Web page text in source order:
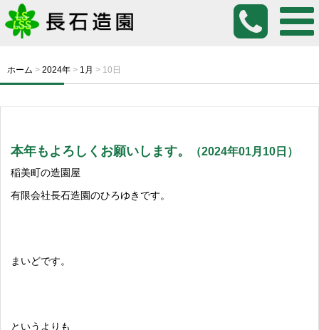
ホーム > 2024年 > 1月 > 10日
本年もよろしくお願いします。 （2024年01月10日）
稲美町の造園屋
有限会社長石造園のひろゆきです。
まいどです。
というよりも